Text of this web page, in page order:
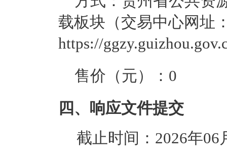
载板块（交易中心网址
https://
售价（元）： 0
四、响应文件提交
截止时间： 2026年06